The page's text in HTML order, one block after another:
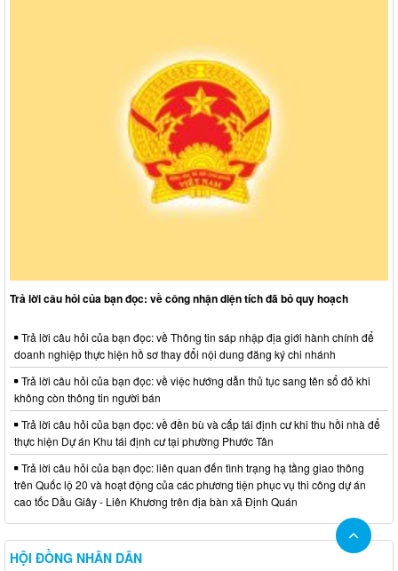
Trả lời câu hỏi của bạn đọc: về công nhận diện tích đã bỏ quy hoạch
Trả lời câu hỏi của bạn đọc: về Thông tin sáp nhập địa giới hành chính để
doanh nghiệp thực hiện hồ sơ thay đổi nội dung đăng ký chi nhánh
Trả lời câu hỏi của bạn đọc: về việc hướng dẫn thủ tục sang tên sổ đỏ khi
không còn thông tin người bán
Trả lời câu hỏi của bạn đọc: về đền bù và cấp tái định cư khi thu hồi nhà để
thực hiện Dự án Khu tái định cư tại phường Phước Tân
Trả lời câu hỏi của bạn đọc: liên quan đến tình trạng hạ tầng giao thông
trên Quốc lộ 20 và hoạt động của các phương tiện phục vụ thi công dự án
cao tốc Dầu Giây - Liên Khương trên địa bàn xã Định Quán
HỘI ĐỒNG NHÂN DÂN